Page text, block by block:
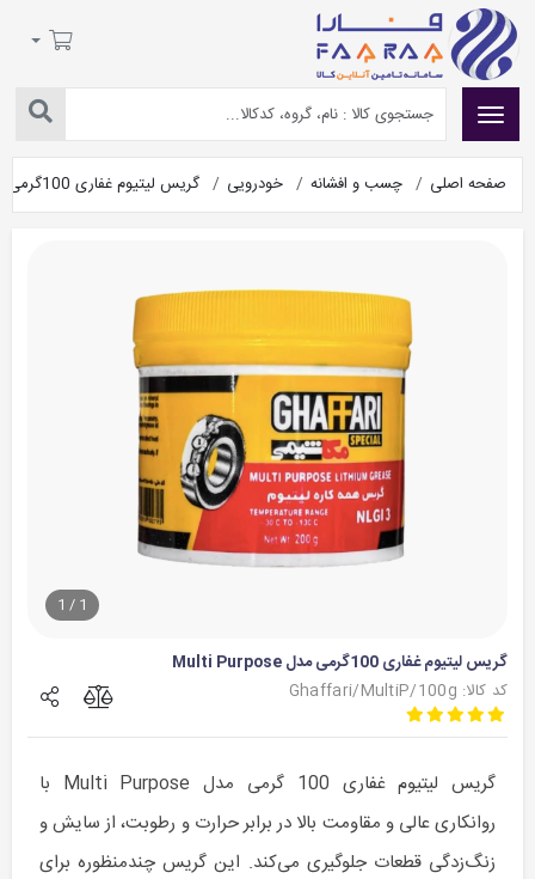
صفحه اصلی چسب و افشانه خودرویی گریس لیتیوم غفاری 100گرمی مدل Multi Purpose
1
/
1
گریس لیتیوم غفاری 100گرمی مدل Multi Purpose
کد کالا: Ghaffari/MultiP/100g
گریس لیتیوم غفاری 100 گرمی مدل Multi Purpose با
روانکاری عالی و مقاومت بالا در برابر حرارت و رطوبت، از سایش و
زنگ‌زدگی قطعات جلوگیری می‌کند. این گریس چندمنظوره برای